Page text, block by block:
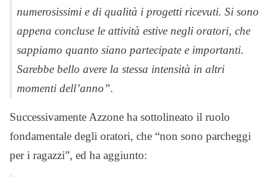
numerosissimi e di qualità i progetti ricevuti. Si sono
appena concluse le attività estive negli oratori, che
sappiamo quanto siano partecipate e importanti.
Sarebbe bello avere la stessa intensità in altri
momenti dell’anno”.
Successivamente Azzone ha sottolineato il ruolo
fondamentale degli oratori, che “non sono parcheggi
per i ragazzi”, ed ha aggiunto: